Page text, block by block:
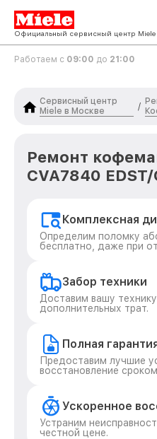
Официальный сервисный центр Miele
Работаем с 09:00 до 21:00
Сервисный центр
Miele в Москве
/
Ремонт
CVA7840
Комплексная
Определим поломку
бесплатно, даже при
Забор техники
Доставим вашу
дополнительных трат.
Полная
Предоставим лучшие
восстановление
Ускоренное
Устраним
честной цене.